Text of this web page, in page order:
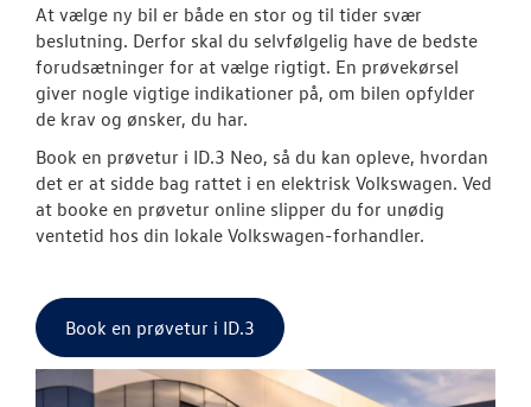
At vælge ny bil er både en stor og til tider svær
beslutning. Derfor skal du selvfølgelig have de bedste
forudsætninger for at vælge rigtigt. En prøvekørsel
giver nogle vigtige indikationer på, om bilen opfylder
de krav og ønsker, du har.
Book en prøvetur i ID.3 Neo, så du kan opleve, hvordan
det er at sidde bag rattet i en elektrisk Volkswagen. Ved
at booke en prøvetur online slipper du for unødig
ventetid hos din lokale Volkswagen-forhandler.
Book en prøvetur i ID.3